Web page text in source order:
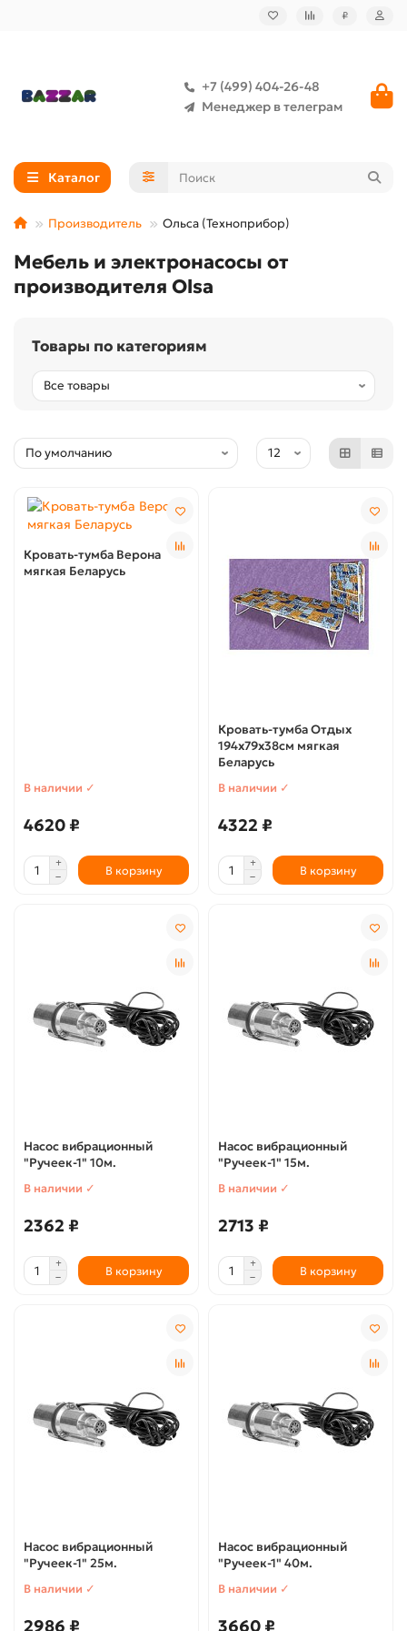
₽
+7 (499) 404-26-48
Менеджер в телеграм
Каталог
Производитель Ольса (Техноприбор)
Мебель и электронасосы от
производителя Olsa
Товары по категориям
Кровать-тумба Верона
мягкая Беларусь
В наличии ✓
4620 ₽
В корзину
Кровать-тумба Отдых
194х79х38см мягкая
Беларусь
В наличии ✓
4322 ₽
В корзину
Насос вибрационный
"Ручеек-1" 10м.
В наличии ✓
2362 ₽
В корзину
Насос вибрационный
"Ручеек-1" 15м.
В наличии ✓
2713 ₽
В корзину
Насос вибрационный
"Ручеек-1" 25м.
В наличии ✓
2986 ₽
Насос вибрационный
"Ручеек-1" 40м.
В наличии ✓
3660 ₽